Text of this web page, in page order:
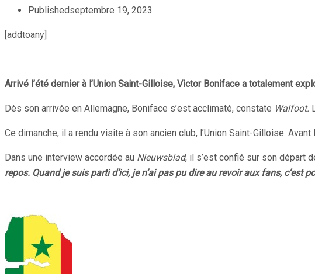
Publishedseptembre 19, 2023
[addtoany]
Arrivé l’été dernier à l’Union Saint-Gilloise, Victor Boniface a totalement
Dès son arrivée en Allemagne, Boniface s’est acclimaté, constate Walfoot.
Ce dimanche, il a rendu visite à son ancien club, l’Union Saint-Gilloise.
Dans une interview accordée au Nieuwsblad, il s’est confié sur son départ
repos. Quand je suis parti d’ici, je n’ai pas pu dire au revoir aux fans, c’est